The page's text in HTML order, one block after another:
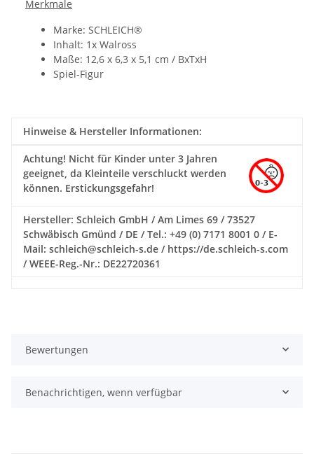
Merkmale
Marke: SCHLEICH®
Inhalt: 1x Walross
Maße: 12,6 x 6,3 x 5,1 cm / BxTxH
Spiel-Figur
Hinweise & Hersteller Informationen:
Achtung! Nicht für Kinder unter 3 Jahren
geeignet, da Kleinteile verschluckt werden
können. Erstickungsgefahr!
Hersteller: Schleich GmbH / Am Limes 69 / 73527
Schwäbisch Gmünd / DE / Tel.: +49 (0) 7171 8001 0 / E-
Mail: schleich@schleich-s.de / https://de.schleich-s.com
/ WEEE-Reg.-Nr.: DE22720361
Bewertungen
Benachrichtigen, wenn verfügbar